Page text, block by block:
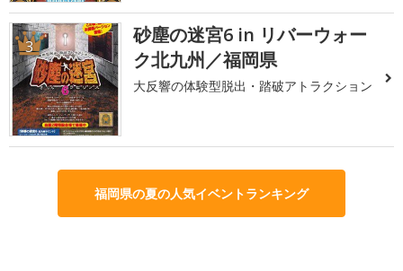
3
砂塵の迷宮6 in リバーウォー
ク北九州／福岡県
大反響の体験型脱出・踏破アトラクション
福岡県の夏の人気イベントランキング